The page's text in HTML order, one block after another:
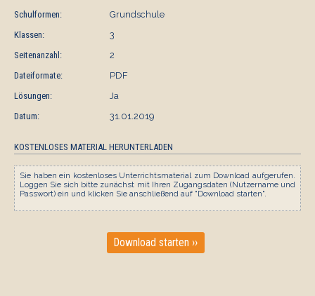
Schulformen:
Grundschule
Klassen:
3
Seitenanzahl:
2
Dateiformate:
PDF
Lösungen:
Ja
Datum:
31.01.2019
KOSTENLOSES MATERIAL HERUNTERLADEN
Sie haben ein kostenloses Unterrichtsmaterial zum Download aufgerufen.
Loggen Sie sich bitte zunächst mit Ihren Zugangsdaten (Nutzername und
Passwort) ein und klicken Sie anschließend auf "Download starten".
Download starten ››